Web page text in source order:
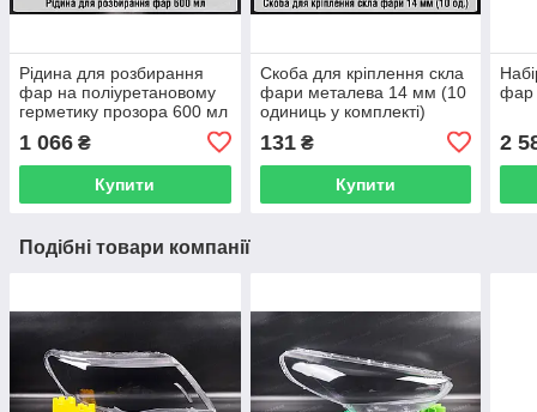
Рідина для розбирання
фар на поліуретановому
герметику прозора 600 мл
1 066 ₴
Купити
Скоба для кріплення скла
фари металева 14 мм (10
одиниць у комплекті)
131₴
Купити
фар
2
Подібні товари компанії